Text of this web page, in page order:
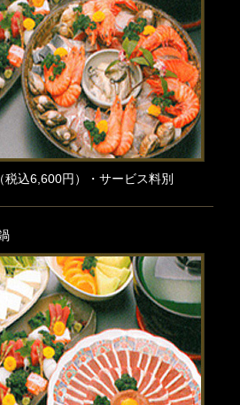
税込6,600円）・サービス料別